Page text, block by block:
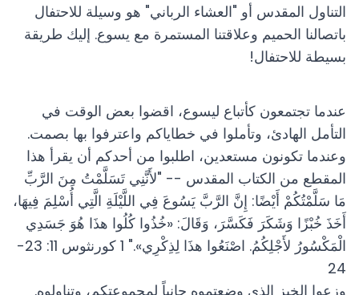
التناول المقدس أو "العشاء الرباني" هو وسيلة للاحتفال
باتصالنا الحميم وعلاقتنا المستمرة مع يسوع. إليك طريقة
بسيطة للاحتفال!
عندما تجتمعون كأتباع ليسوع، اقضوا بعض الوقت في
التأمل الهادئ، وتأملوا في خطاياكم واعترفوا بها بصمت.
وعندما تكونون مستعدين، اطلبوا من أحدكم أن يقرأ هذا
المقطع من الكتاب المقدس -- "لأَنَّنِي تَسَلَّمْتُ مِنَ الرَّبِّ
مَا سَلَّمْتُكُمْ أَيْضًا: إِنَّ الرَّبَّ يَسُوعَ فِي اللَّيْلَةِ الَّتِي أُسْلِمَ فِيهَا،
أَخَذَ خُبْزًا وَشَكَرَ فَكَسَّرَ، وَقَالَ: «خُذُوا كُلُوا هذَا هُوَ جَسَدِي
الْمَكْسُورُ لأَجْلِكُمُ. اصْنَعُوا هذَا لِذِكْرِي»." 1 كورنثوس 11: 23-
24
وزعوا الخبز الذي وضعتموه جانباً لمجموعتكم، وتناولوه.